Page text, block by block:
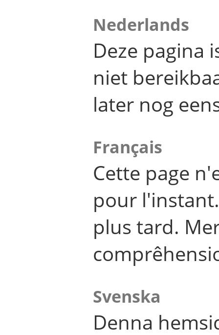
Nederlands
Deze pagina
niet
later nog
Français
Cette page
pour
plus tard.
Svenska
Denna